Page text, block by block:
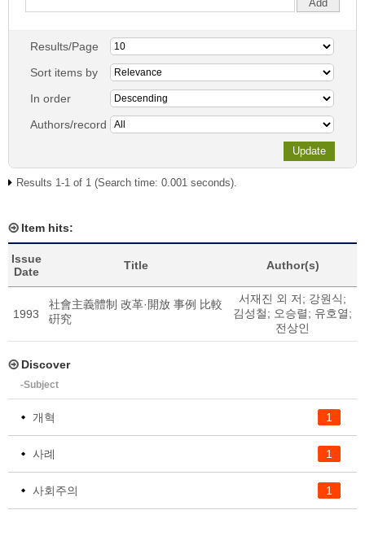
Results/Page
Sort items by
In order
Authors/record
Results 1-1 of 1 (Search time: 0.001 seconds).
Item hits:
Issue
Date
Title Author(s)
1993
社會主義體制 改革·開放 事例 比較
硏究
서재진 외 저; 강원식;
김성철; 오승렬; 유호열;
전상인
Discover
-Subject
1
개혁
1
사례
1
사회주의